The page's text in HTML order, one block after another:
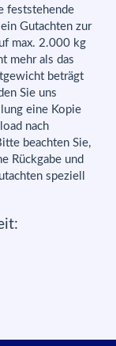
feststehende
Gutachten zur
max. 2.000 kg
mehr als das
beträgt
Sie uns
eine Kopie
nach
beachten Sie,
Rückgabe und
speziell